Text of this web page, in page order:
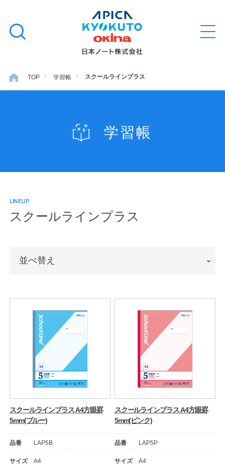
文
キ
ッ
閉
検
る
ファイル・バインダー
探求・自主学習のすすめ
公式オンラインショップ
企業情報 SDGsと未来
カタログ お知らせ
お問い合わせ プライバシーポリシー
English
TOP 学習帳 スクールラインプラス
学習帳
LINEUP
スクールラインプラス
え
並べ替え
スクールラインプラス A4方眼罫
5mm(ブルー)
品番 LAP5B
サイズ A4
スクールラインプラス A4方眼罫
5mm(ピンク)
品番 LAP5P
サイズ A4